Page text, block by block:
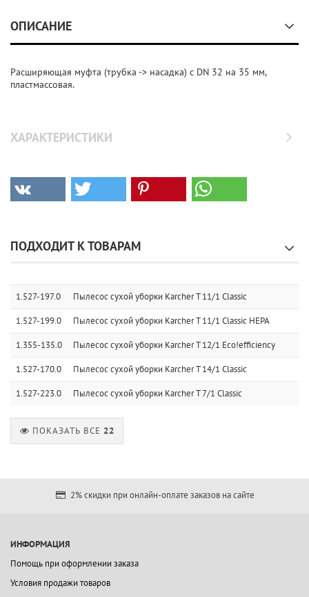
ОПИСАНИЕ
Расширяющая муфта (трубка -> насадка) c DN 32 на 35 мм,
пластмассовая.
ХАРАКТЕРИСТИКИ
ПОДХОДИТ К ТОВАРАМ
1.527-197.0 Пылесос сухой уборки Karcher T 11/1 Classic
1.527-199.0 Пылесос сухой уборки Karcher T 11/1 Classic HEPA
1.355-135.0 Пылесос сухой уборки Karcher T 12/1 Eco!efficiency
1.527-170.0 Пылесос сухой уборки Karcher T 14/1 Classic
1.527-223.0 Пылесос сухой уборки Karcher T 7/1 Classic
ПОКАЗАТЬ ВСЕ 22
2% скидки при онлайн-оплате заказов на сайте
ИНФОРМАЦИЯ
Помощь при оформлении заказа
Условия продажи товаров